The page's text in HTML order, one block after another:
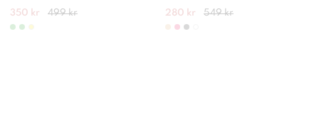
350 kr 499 kr 280 kr 549 kr